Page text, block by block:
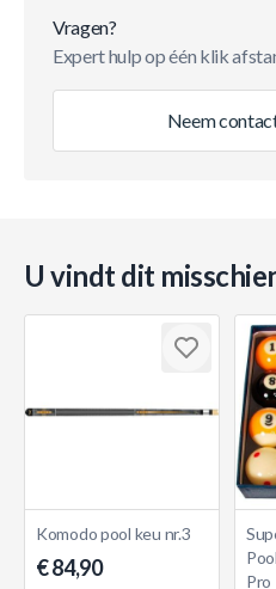
Vragen?
Expert hulp op één klik
Neem
U vindt dit
Komodo pool keu nr.3
€ 84,90
Pro